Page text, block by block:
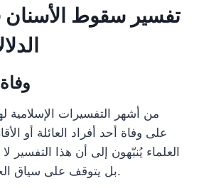
تفسير سقوط
1.
من أشهر التفسيرات الإسلامية
على وفاة أحد أفراد العائلة أو
العلماء يُنبّهون إلى أن هذا التفسير
بل يتوقف على سياق الحلم وتفاصيله الدقيقة.